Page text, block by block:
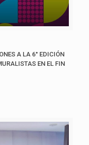
A LA 6° EDICIÓN
EN EL FIN